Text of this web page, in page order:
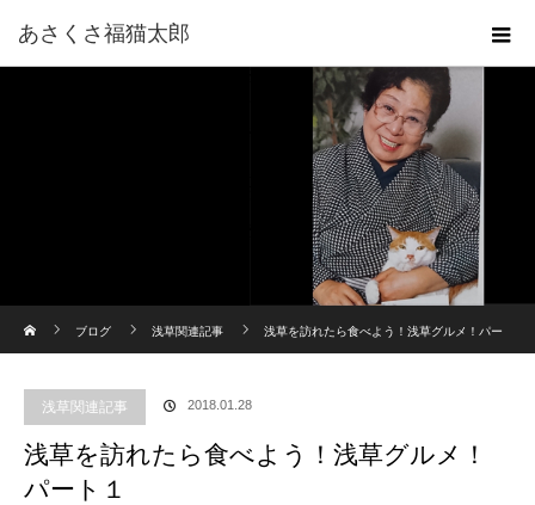
あさくさ福猫太郎
ブログ
浅草関連記事 浅草を訪れたら食べよう！浅草グルメ！パー
浅草関連記事 2018.01.28
浅草を訪れたら食べよう！浅草グルメ！
パート１